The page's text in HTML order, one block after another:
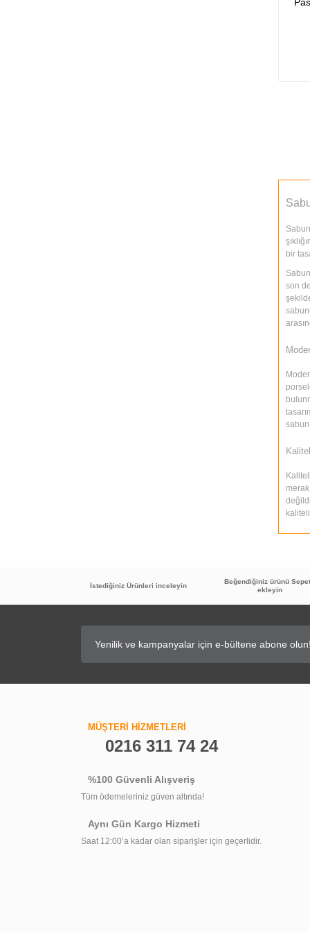
bir
son
İstediğiniz Ürünleri inceleyin
Beğendiğiniz ürünü
ekleyin
MÜŞTERİ HİZMETLERİ
0216 311 74 24
%100 Güvenli Alışveriş
Tüm ödemeleriniz güven altında!
Aynı Gün Kargo Hizmeti
Saat 12:00’a kadar olan siparişler için geçerlidir.